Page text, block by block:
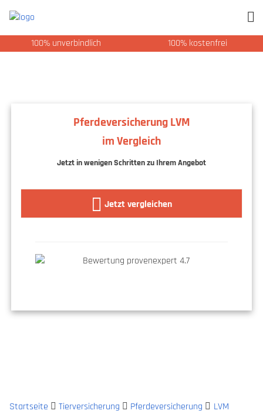
100% unverbindlich 100% kostenfrei
Pferdeversicherung LVM
im Vergleich
Jetzt in wenigen Schritten zu Ihrem Angebot
Jetzt vergleichen
Startseite Tierversicherung Pferdeversicherung
LVM